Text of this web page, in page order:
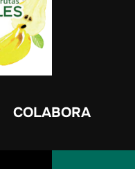
COLABORA